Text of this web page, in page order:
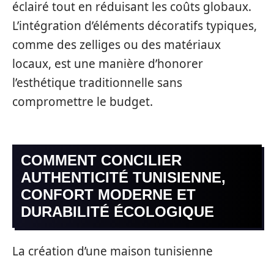
éclairé tout en réduisant les coûts globaux.
L’intégration d’éléments décoratifs typiques,
comme des zelliges ou des matériaux
locaux, est une manière d’honorer
l’esthétique traditionnelle sans
compromettre le budget.
COMMENT CONCILIER
AUTHENTICITÉ TUNISIENNE,
CONFORT MODERNE ET
DURABILITÉ ÉCOLOGIQUE
La création d’une maison tunisienne